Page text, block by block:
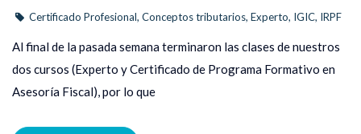
Certificado Profesional, Conceptos tributario, Experto, IGIC, IRPF
Al final de la pasada semana terminaron las clases de nuestros
dos cursos (Experto y Certificado de Programa Formativo en
Asesoría Fiscal), por lo que